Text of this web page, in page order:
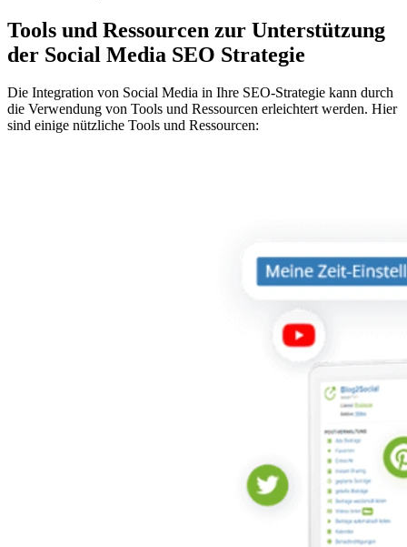
Tools und Ressourcen zur Unterstützung
der Social Media SEO Strategie
Die Integration von Social Media in Ihre SEO-Strategie kann durch
die Verwendung von Tools und Ressourcen erleichtert werden. Hier
sind einige nützliche Tools und Ressourcen: